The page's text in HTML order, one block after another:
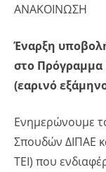
ΑΝΑΚΟΙΝΩΣΗ
Έναρξη
στο
(εαρινό
Ενημερώνουμε
Σπουδών ΔΙΠΑΕ
ΤΕΙ) που